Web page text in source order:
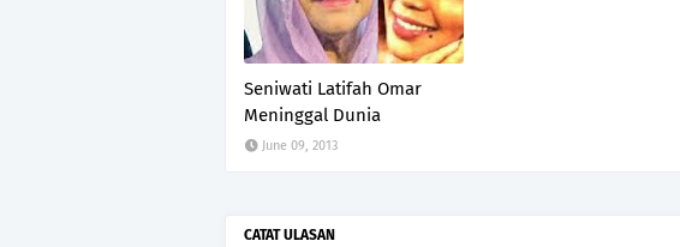
Seniwati Latifah Omar
Meninggal Dunia
June 09, 2013
CATAT ULASAN